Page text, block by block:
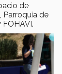
de
Parroquia de